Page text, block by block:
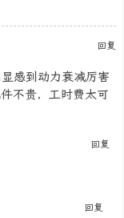
回复
感到动力衰减厉害
不贵，工时费太可
回复
回复